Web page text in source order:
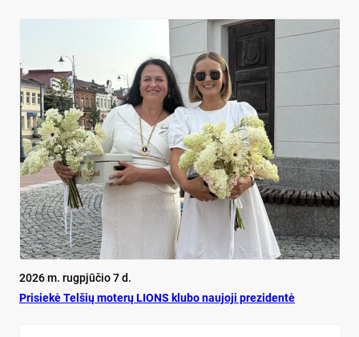
2026 m. rugpjūčio 7 d.
Pri­siekė Tel­šių mo­terų LIONS klu­bo nau­jo­ji pre­zi­dentė